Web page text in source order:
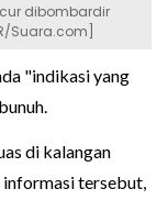
dibombardir
Suara.com]
"indikasi yang
di kalangan
tersebut,